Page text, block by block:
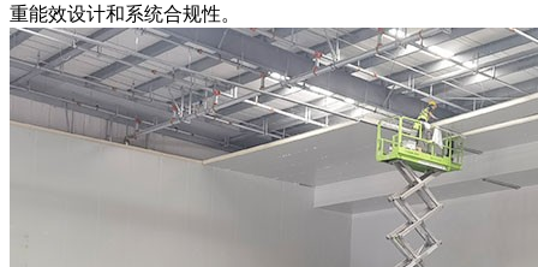
重能效设计和系统合规性。